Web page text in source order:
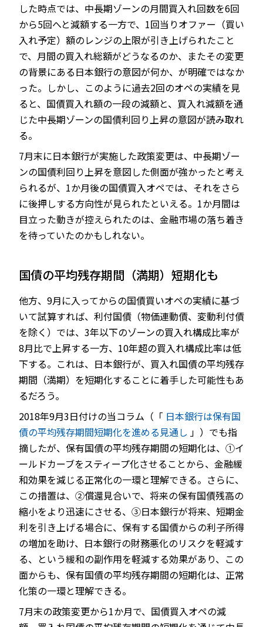
した時点では、中長期ゾーンの月間買入れ回数を6回
から5回へと減額する一方で、1回当りオファー（買い
入れ予定）額のレンジの上限が引き上げられたこと
で、月間の買入れ総額がどうなるのか、またその変更
の背景にある日本銀行の意図が何か、が明確ではなか
った。しかし、このように過去2回のオペの実績を見
ると、国債買入れ額の一段の減額と、買入れ減額を通
じた中長期ゾーンの国債利回り上昇の意図が読み取れ
る。
7月末に日本銀行が実施した政策変更は、中長期ゾー
ンの国債利回り上昇を意図した側面が強かったと考え
られるが、1か月後の国債買入オペでは、それをさら
に後押しする方向性が見られたといえる。1か月間は
目立った動きが控えられたのは、金融市場の落ち着き
を待っていたのかもしれない。
国債の平均残存期間（満期）短期化も
他方、9月に入ってからの国債買いオペの実績に基づ
いて試算すれば、利付国債（物価連動債、変動利付債
を除く）では、3年以下のゾーンの買入れ構成比率が
8月比で上昇する一方、10年超の買入れ構成比率は低
下する。これは、日本銀行が、買入れ国債の平均残存
期間（満期）を短期化することに着手した可能性もあ
るだろう。
2018年9月3日付けの当コラム（「 日本銀行は保有国
債の平均残存期間短期化を進める見通し 」）でも指
摘したが、保有国債の平均残存期間の短期化は、①イ
ールドカーブをスティープ化させることから、金融緩
和効果を減じる正常化の一環と理解できる。さらに、
この措置は、②償還見合いで、将来の保有国債残高の
縮小をより迅速にさせる、③日本銀行が将来、短期金
利を引き上げる場合に、保有する国債からの利子所得
の増加を助け、日本銀行の財務悪化のリスクを軽減す
る、という緩和の副作用を軽減する効果があり、この
面からも、保有国債の平均残存期間の短期化は、正常
化策の一環と理解できる。
7月末の政策変更から1か月で、国債買入オペの減